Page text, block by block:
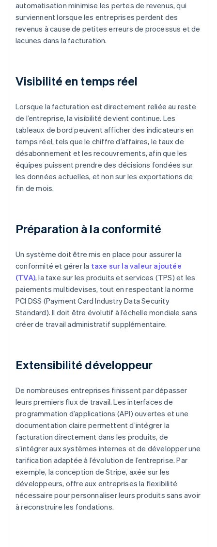
automatisation minimise les pertes de revenus, qui
surviennent lorsque les entreprises perdent des
revenus à cause de petites erreurs de processus et de
lacunes dans la facturation.
Visibilité en temps réel
Lorsque la facturation est directement reliée au reste
de l’entreprise, la visibilité devient continue. Les
tableaux de bord peuvent afficher des indicateurs en
temps réel, tels que le chiffre d’affaires, le taux de
désabonnement et les recouvrements, afin que les
équipes puissent prendre des décisions fondées sur
les données actuelles, et non sur les exportations de
fin de mois.
Préparation à la conformité
Un système doit être mis en place pour assurer la
conformité et gérer la taxe sur la valeur ajoutée
(TVA), la taxe sur les produits et services (TPS) et les
paiements multidevises, tout en respectant la norme
PCI DSS (Payment Card Industry Data Security
Standard). Il doit être évolutif à l’échelle mondiale sans
créer de travail administratif supplémentaire.
Extensibilité développeur
De nombreuses entreprises finissent par dépasser
leurs premiers flux de travail. Les interfaces de
programmation d’applications (API) ouvertes et une
documentation claire permettent d’intégrer la
facturation directement dans les produits, de
s’intégrer aux systèmes internes et de développer une
tarification adaptée à l’évolution de l’entreprise. Par
exemple, la conception de Stripe, axée sur les
développeurs, offre aux entreprises la flexibilité
nécessaire pour personnaliser leurs produits sans avoir
à reconstruire les fondations.